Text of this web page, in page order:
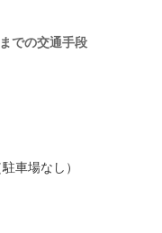
での交通手段
車場なし）